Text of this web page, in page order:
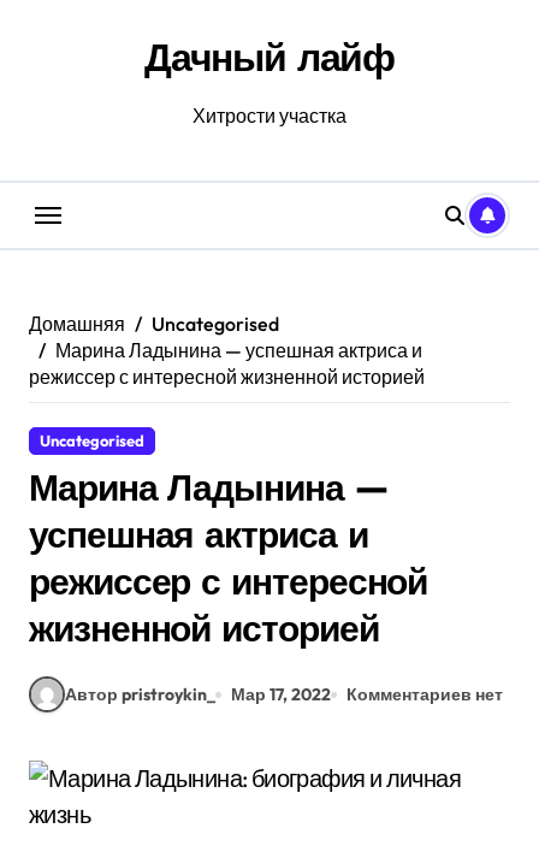
Дачный лайф
Хитрости участка
Домашняя
Uncategorised
Марина Ладынина — успешная актриса и
режиссер с интересной жизненной историей
Uncategorised
Марина Ладынина —
успешная актриса и
режиссер с интересной
жизненной историей
Автор pristroykin_ Мар 17, 2022 Комментариев нет